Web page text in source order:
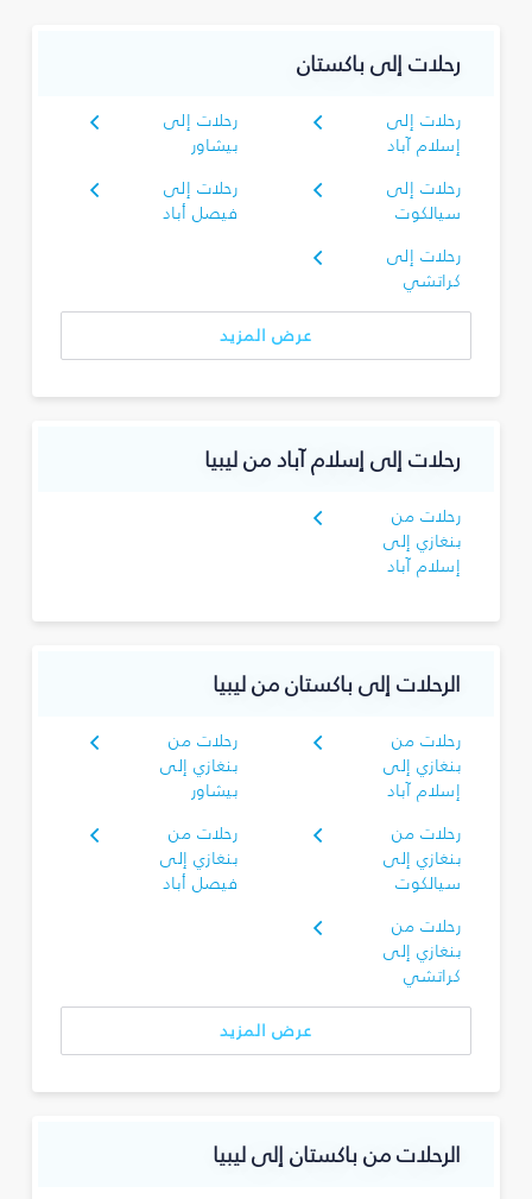
رحلات إلى باكستان
رحلات إلى
إسلام آباد
رحلات إلى
بيشاور
رحلات إلى
سيالكوت
رحلات إلى
فيصل أباد
رحلات إلى
كراتشي
عرض المزيد
رحلات إلى إسلام آباد من ليبيا
رحلات من
بنغازي إلى
إسلام آباد
الرحلات إلى باكستان من ليبيا
رحلات من
بنغازي إلى
إسلام آباد
رحلات من
بنغازي إلى
بيشاور
رحلات من
بنغازي إلى
سيالكوت
رحلات من
بنغازي إلى
فيصل أباد
رحلات من
بنغازي إلى
كراتشي
عرض المزيد
الرحلات من باكستان إلى ليبيا